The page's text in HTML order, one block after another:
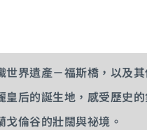
界遺產－福斯橋，以及
后的誕生地，感受歷史的
倫谷的壯闊與祕境。